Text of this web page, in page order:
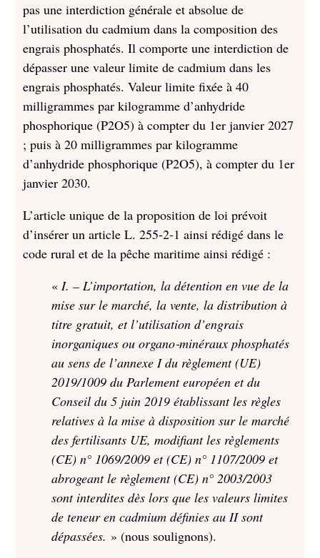
pas une interdiction générale et absolue de
l’utilisation du cadmium dans la composition des
engrais phosphatés. Il comporte une interdiction de
dépasser une valeur limite de cadmium dans les
engrais phosphatés. Valeur limite fixée à 40
milligrammes par kilogramme d’anhydride
phosphorique (P2O5) à compter du 1er janvier 2027
; puis à 20 milligrammes par kilogramme
d’anhydride phosphorique (P2O5), à compter du 1er
janvier 2030.
L’article unique de la proposition de loi prévoit
d’insérer un article L. 255‑2‑1 ainsi rédigé dans le
code rural et de la pêche maritime ainsi rédigé :
«I. – L’importation, la détention en vue de la
mise sur le marché, la vente, la distribution à
titre gratuit, et l’utilisation d’engrais
inorganiques ou organo‑minéraux phosphatés
au sens de l’annexe I du règlement (UE)
2019/1009 du Parlement européen et du
Conseil du 5 juin 2019 établissant les règles
relatives à la mise à disposition sur le marché
des fertilisants UE, modifiant les règlements
(CE) n° 1069/2009 et (CE) n° 1107/2009 et
abrogeant le règlement (CE) n° 2003/2003
sont interdites dès lors que les valeurs limites
de teneur en cadmium définies au II sont
dépassées. » (nous soulignons).